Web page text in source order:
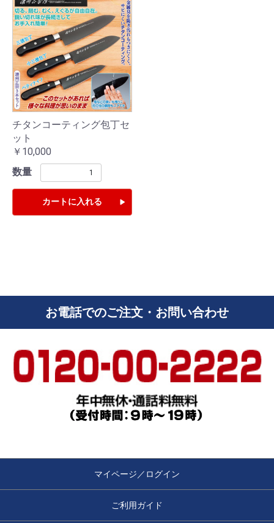
チタンコーティング包丁セ
ット
￥10,000
数量
カートに入れる
お電話でのご注文・お問い合わせ
マイページ／ログイン
ご利用ガイド